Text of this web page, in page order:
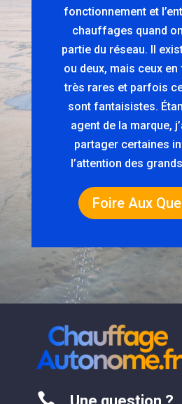
fonctionnement et
chauffages quand
partie du réseau. Il
ou deux, mais ceux
très rares et parfois
sont fantaisistes.
agent de la marque,
partager certaines
l’attention des
Foire Aux
